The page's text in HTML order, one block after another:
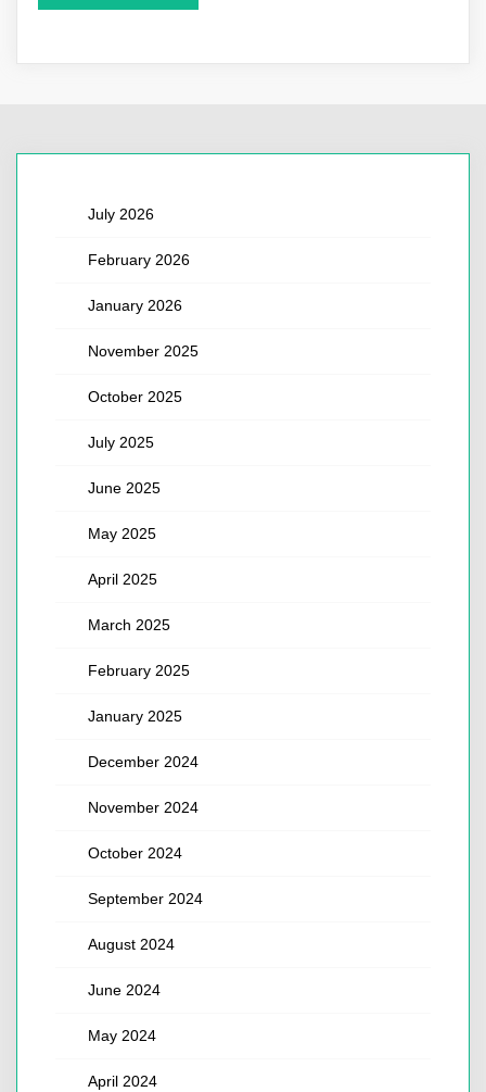
July 2026
February 2026
January 2026
November 2025
October 2025
July 2025
June 2025
May 2025
April 2025
March 2025
February 2025
January 2025
December 2024
November 2024
October 2024
September 2024
August 2024
June 2024
May 2024
April 2024